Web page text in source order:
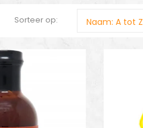
Sorteer op: Naam: A tot Z